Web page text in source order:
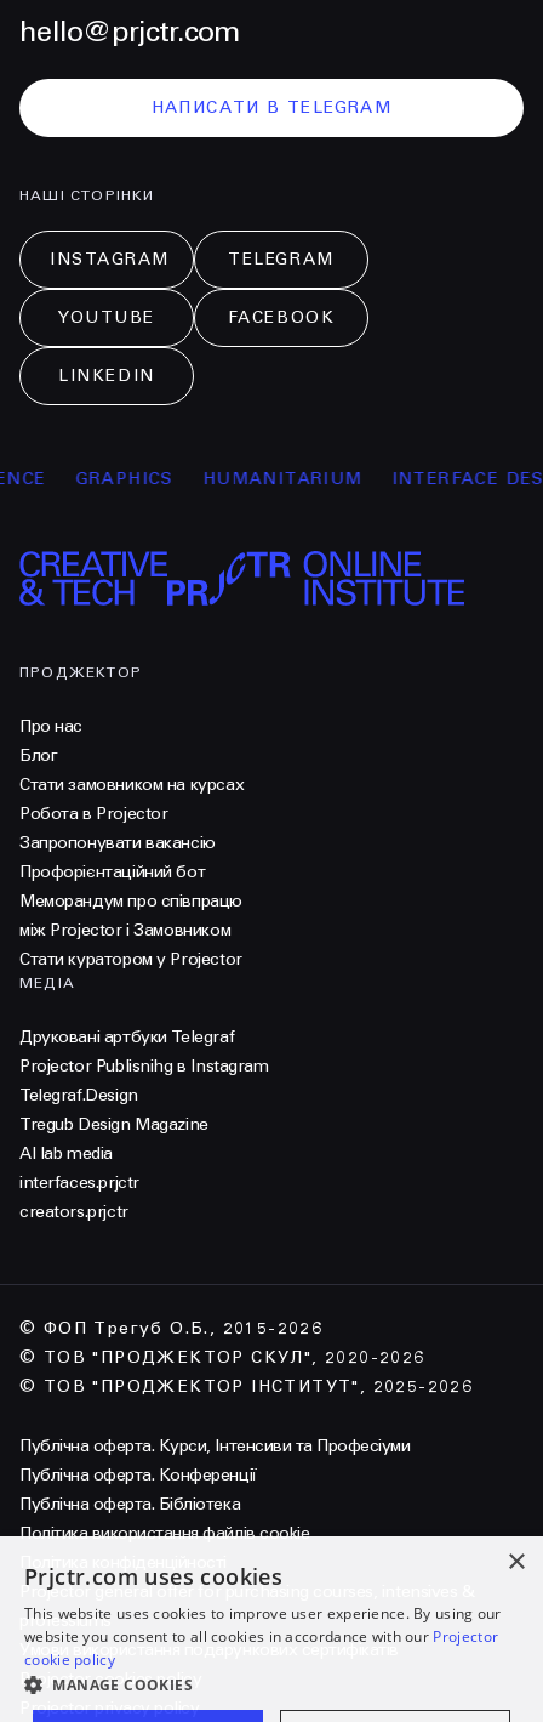
hello@prjctr.com
НАПИСАТИ В TELEGRAM
НАШІ СТОРІНКИ
INSTAGRAM TELEGRAM
YOUTUBE FACEBOOK
LINKEDIN
GRAPHICS HUMANITARIUM INTERFACE DESIGN
ПРОДЖЕКТОР
Про нас
Блог
Стати замовником на курсах
Робота в Projector
Запропонувати вакансію
Профорієнтаційний бот
Меморандум про співпрацю
між Projector і Замовником
Стати куратором у Projector
МЕДІА
Друковані артбуки Telegraf
Projector Publisnihg в Instagram
Telegraf.Design
Tregub Design Magazine
AI lab media
interfaces.prjctr
creators.prjctr
© ФОП Трегуб О.Б., 2015-2026
© ТОВ "ПРОДЖЕКТОР СКУЛ", 2020-2026
© ТОВ "ПРОДЖЕКТОР ІНСТИТУТ", 2025-2026
Публічна оферта. Курси, Інтенсиви та Професіуми
Публічна оферта. Конференції
Публічна оферта. Бібліотека
Політика використання файлів cookie
Projector general offer for purchasing courses, intensives &
professiums
Умови використання подарункових сертифікатів
Projector cookies policy
Projector privacy policy
×
Prjctr.com uses cookies
This website uses cookies to improve user experience. By using our
website you consent to all cookies in accordance with our Projector
cookie policy
MANAGE COOKIES